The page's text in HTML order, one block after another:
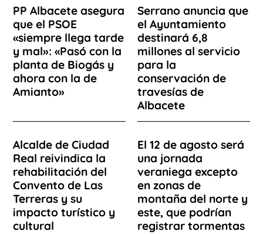
PP Albacete asegura
que el PSOE
«siempre llega tarde
y mal»: «Pasó con la
planta de Biogás y
ahora con la de
Amianto»
Serrano anuncia que
el Ayuntamiento
destinará 6,8
millones al servicio
para la
conservación de
travesías de
Albacete
Alcalde de Ciudad
Real reivindica la
rehabilitación del
Convento de Las
Terreras y su
impacto turístico y
cultural
El 12 de agosto será
una jornada
veraniega excepto
en zonas de
montaña del norte y
este, que podrían
registrar tormentas